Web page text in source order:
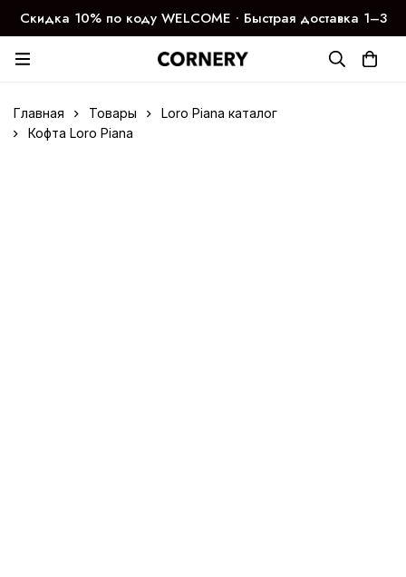
Скидка 10% по коду WELCOME ∙ Быстрая доставка 1–3
дня
Главная Товары
Loro Piana каталог
Кофта Loro Piana